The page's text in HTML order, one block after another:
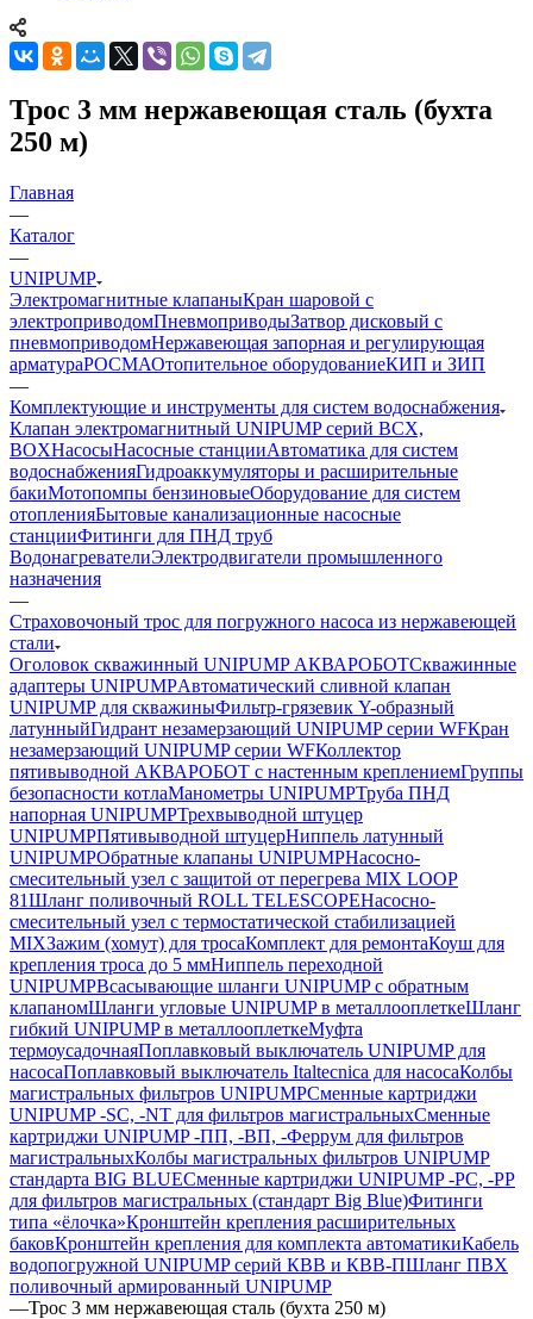
Трос 3 мм нержавеющая сталь (бухта
250 м)
Главная
—
Каталог
—
UNIPUMP
Электромагнитные клапаныКран шаровой с
электроприводомПневмоприводыЗатвор дисковый с
пневмоприводомНержавеющая запорная и регулирующая
арматураРОСМАОтопительное оборудованиеКИП и ЗИП
—
Комплектующие и инструменты для систем водоснабжения
Клапан электромагнитный UNIPUMP серий BCX,
BOXНасосыНасосные станцииАвтоматика для систем
водоснабженияГидроаккумуляторы и расширительные
бакиМотопомпы бензиновыеОборудование для систем
отопленияБытовые канализационные насосные
станцииФитинги для ПНД труб
ВодонагревателиЭлектродвигатели промышленного
назначения
—
Страховочоный трос для погружного насоса из нержавеющей
стали
Оголовок скважинный UNIPUMP АКВАРОБОТСкважинные
адаптеры UNIPUMPАвтоматический сливной клапан
UNIPUMP для скважиныФильтр-грязевик Y-образный
латунныйГидрант незамерзающий UNIPUMP серии WFКран
незамерзающий UNIPUMP серии WFКоллектор
пятивыводной АКВАРОБОТ с настенным креплениемГруппы
безопасности котлаМанометры UNIPUMPТруба ПНД
напорная UNIPUMPТрехвыводной штуцер
UNIPUMPПятивыводной штуцерНиппель латунный
UNIPUMPОбратные клапаны UNIPUMPНасосно-
смесительный узел с защитой от перегрева MIX LOOP
81Шланг поливочный ROLL TELESCOPEНасосно-
смесительный узел с термостатической стабилизацией
MIXЗажим (хомут) для тросаКомплект для ремонтаКоуш для
крепления троса до 5 ммНиппель переходной
UNIPUMPВсасывающие шланги UNIPUMP с обратным
клапаномШланги угловые UNIPUMP в металлооплеткеШланг
гибкий UNIPUMP в металлооплеткеМуфта
термоусадочнаяПоплавковый выключатель UNIPUMP для
насосаПоплавковый выключатель Italtecnica для насосаКолбы
магистральных фильтров UNIPUMPСменные картриджи
UNIPUMP -SC, -NT для фильтров магистральныхСменные
картриджи UNIPUMP -ПП, -ВП, -Феррум для фильтров
магистральныхКолбы магистральных фильтров UNIPUMP
стандарта BIG BLUEСменные картриджи UNIPUMP -PC, -PP
для фильтров магистральных (стандарт Big Blue)Фитинги
типа «ёлочка»Кронштейн крепления расширительных
баковКронштейн крепления для комплекта автоматикиКабель
водопогружной UNIPUMP серий КВВ и КВВ-ПШланг ПВХ
поливочный армированный UNIPUMP
—Трос 3 мм нержавеющая сталь (бухта 250 м)